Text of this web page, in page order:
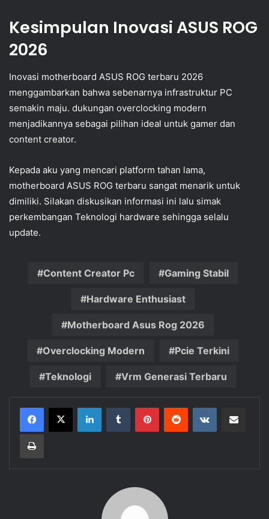
Kesimpulan Inovasi ASUS ROG
2026
Inovasi motherboard ASUS ROG terbaru 2026
menggambarkan bahwa sebenarnya infrastruktur PC
semakin maju. dukungan overclocking modern
menjadikannya sebagai pilihan ideal untuk gamer dan
content creator.
Kepada aku yang mencari platform tahan lama,
motherboard ASUS ROG terbaru sangat menarik untuk
dimiliki. Silakan diskusikan informasi ini lalu simak
perkembangan Teknologi hardware sehingga selalu
update.
Content Creator Pc Gaming Stabil
Hardware Enthusiast
Motherboard Asus Rog 2026
Overclocking Modern Pcie Terkini
Teknologi Vrm Generasi Terbaru
LinkedInTumblr PinterestReddit VKontakte
Print